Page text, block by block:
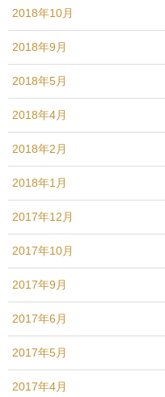
2018年10月
2018年9月
2018年5月
2018年4月
2018年2月
2018年1月
2017年12月
2017年10月
2017年9月
2017年6月
2017年5月
2017年4月